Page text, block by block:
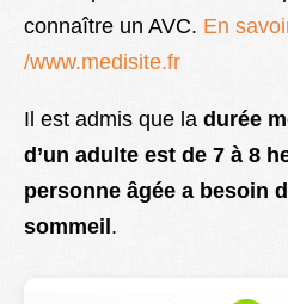
connaître un AVC. En
/www.medisite.fr
Il est admis que la durée
d’un adulte est de 7 à 8
personne âgée a besoin
sommeil .